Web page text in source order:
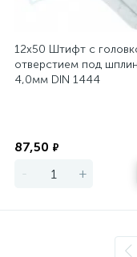
12х50 Штифт с
отверстием под
4,0мм DIN 1444
87,50 ₽
- +